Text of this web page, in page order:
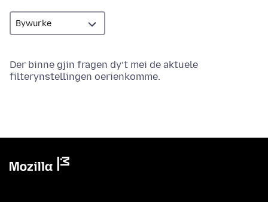
Der binne gjin fragen dy’t mei de aktuele
filterynstellingen oerienkomme.